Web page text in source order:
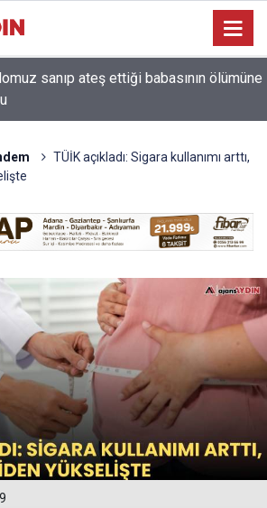
Aydın kurucu yönetimi belli oldu
TÜİK açıkladı: Sigara kullanımı arttı,